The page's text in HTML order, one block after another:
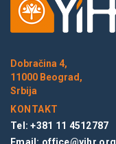
Dobračina 4,
11000 Beograd,
Srbija
KONTAKT
Tel: +381 11 4512787
Email: office@yihr.org